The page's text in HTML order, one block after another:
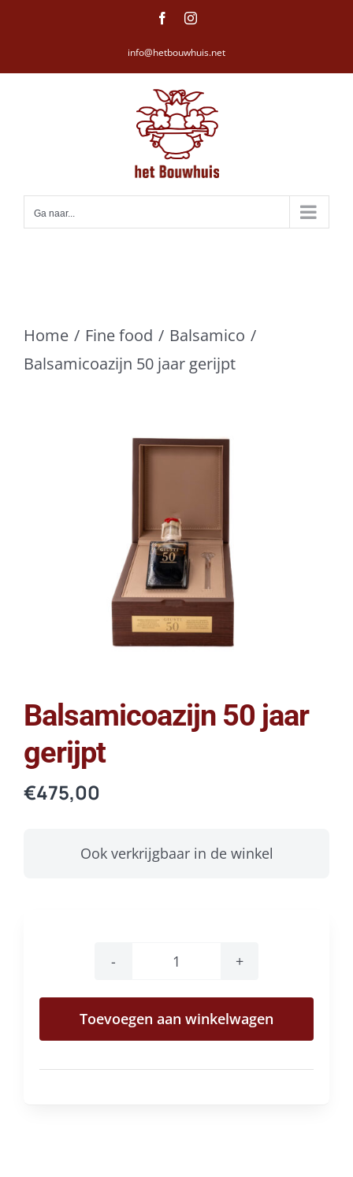
FacebookInstagram
info@hetbouwhuis.net
Ga naar...
Home Fine food
Balsamico
Balsamicoazijn 50 jaar gerijpt
Balsamicoazijn 50 jaar
gerijpt
€475,00
Ook verkrijgbaar in de winkel
Balsamicoazijn
50
jaar
aantal
Toevoegen aan winkelwagen